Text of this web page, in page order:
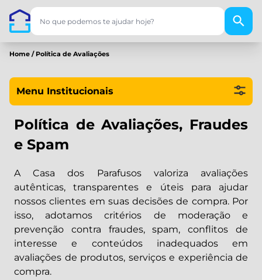
Home / Política de Avaliações
Menu Institucionais
Política de Avaliações, Fraudes
e Spam
A Casa dos Parafusos valoriza avaliações
autênticas, transparentes e úteis para ajudar
nossos clientes em suas decisões de compra. Por
isso, adotamos critérios de moderação e
prevenção contra fraudes, spam, conflitos de
interesse e conteúdos inadequados em
avaliações de produtos, serviços e experiência de
compra.